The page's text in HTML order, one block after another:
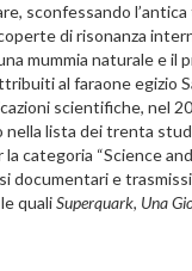
sconfessando
di risonanza
mummia naturale e il
al faraone egizio
scientifiche, nel
nella lista dei trenta
categoria “Science
documentari e
qualiSuperquark, Una